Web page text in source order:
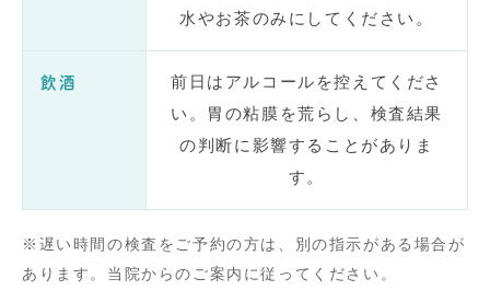
水やお茶のみにしてください。
飲酒
前日はアルコールを控えてくださ
い。胃の粘膜を荒らし、検査結果
の判断に影響することがありま
す。
※遅い時間の検査をご予約の方は、別の指示がある場合が
あります。当院からのご案内に従ってください。